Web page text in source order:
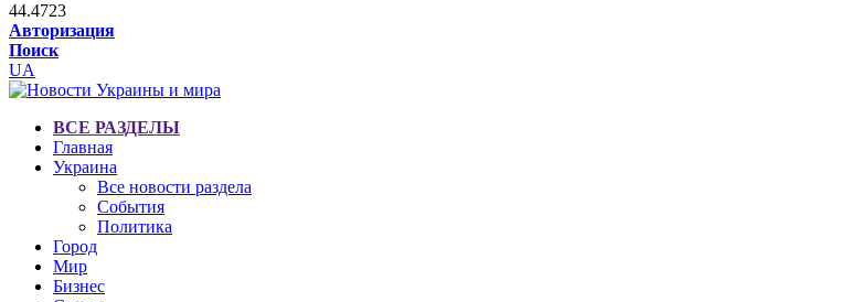
44.4723
Авторизация
Поиск
UA
ВСЕ РАЗДЕЛЫ
Главная
Украина
Все новости раздела
События
Политика
Город
Мир
Бизнес